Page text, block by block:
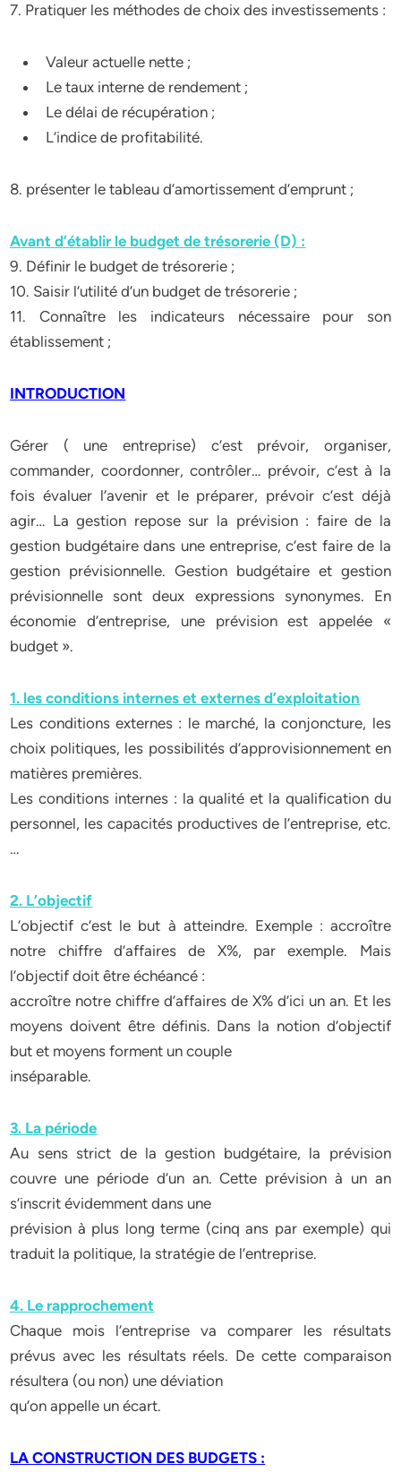
7. Pratiquer les méthodes de choix des investissements :
Valeur actuelle nette ;
Le taux interne de rendement ;
Le délai de récupération ;
L’indice de profitabilité.
8. présenter le tableau d’amortissement d’emprunt ;
Avant d’établir le budget de trésorerie (D) :
9. Définir le budget de trésorerie ;
10. Saisir l’utilité d’un budget de trésorerie ;
11. Connaître les indicateurs nécessaire pour son
établissement ;
INTRODUCTION
Gérer ( une entreprise) c’est prévoir, organiser,
commander, coordonner, contrôler… prévoir, c’est à la
fois évaluer l’avenir et le préparer, prévoir c’est déjà
agir… La gestion repose sur la prévision : faire de la
gestion budgétaire dans une entreprise, c’est faire de la
gestion prévisionnelle. Gestion budgétaire et gestion
prévisionnelle sont deux expressions synonymes. En
économie d’entreprise, une prévision est appelée «
budget ».
1. les conditions internes et externes d’exploitation
Les conditions externes : le marché, la conjoncture, les
choix politiques, les possibilités d’approvisionnement en
matières premières.
Les conditions internes : la qualité et la qualification du
personnel, les capacités productives de l’entreprise, etc.
…
2. L’objectif
L’objectif c’est le but à atteindre. Exemple : accroître
notre chiffre d’affaires de X%, par exemple. Mais
l’objectif doit être échéancé :
accroître notre chiffre d’affaires de X% d’ici un an. Et les
moyens doivent être définis. Dans la notion d’objectif
but et moyens forment un couple
inséparable.
3. La période
Au sens strict de la gestion budgétaire, la prévision
couvre une période d’un an. Cette prévision à un an
s’inscrit évidemment dans une
prévision à plus long terme (cinq ans par exemple) qui
traduit la politique, la stratégie de l’entreprise.
4. Le rapprochement
Chaque mois l’entreprise va comparer les résultats
prévus avec les résultats réels. De cette comparaison
résultera (ou non) une déviation
qu’on appelle un écart.
LA CONSTRUCTION DES BUDGETS :